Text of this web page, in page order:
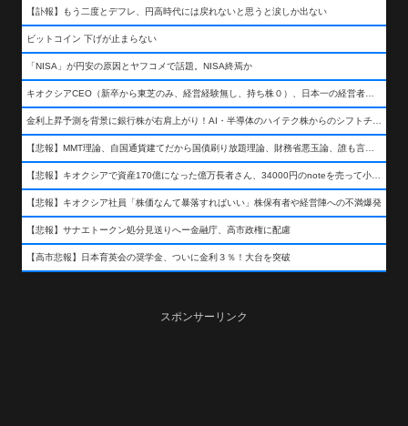
【訃報】もう二度とデフレ、円高時代には戻れないと思うと涙しか出ない
ビットコイン 下げが止まらない
「NISA」が円安の原因とヤフコメで話題。NISA終焉か
【悲報】キオクシア社員「株価なんて暴落すればいい」株保有者や経営陣への不満爆発
【悲報】サナエトークン処分見送りへー金融庁、高市政権に配慮
【高市悲報】日本育英会の奨学金、ついに金利３％！大台を突破
スポンサーリンク